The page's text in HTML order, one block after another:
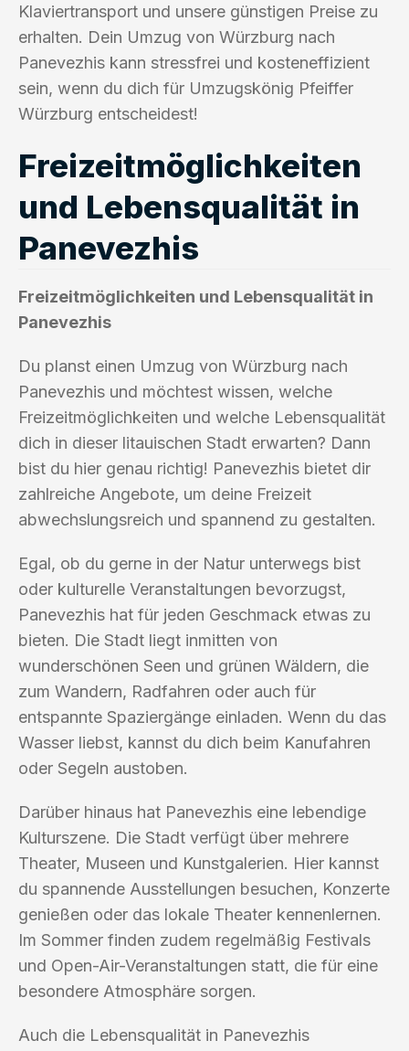
Klaviertransport und unsere günstigen Preise zu
erhalten. Dein Umzug von Würzburg nach
Panevezhis kann stressfrei und kosteneffizient
sein, wenn du dich für Umzugskönig Pfeiffer
Würzburg entscheidest!
Freizeitmöglichkeiten
und Lebensqualität in
Panevezhis
Freizeitmöglichkeiten und Lebensqualität in
Panevezhis
Du planst einen Umzug von Würzburg nach
Panevezhis und möchtest wissen, welche
Freizeitmöglichkeiten und welche Lebensqualität
dich in dieser litauischen Stadt erwarten? Dann
bist du hier genau richtig! Panevezhis bietet dir
zahlreiche Angebote, um deine Freizeit
abwechslungsreich und spannend zu gestalten.
Egal, ob du gerne in der Natur unterwegs bist
oder kulturelle Veranstaltungen bevorzugst,
Panevezhis hat für jeden Geschmack etwas zu
bieten. Die Stadt liegt inmitten von
wunderschönen Seen und grünen Wäldern, die
zum Wandern, Radfahren oder auch für
entspannte Spaziergänge einladen. Wenn du das
Wasser liebst, kannst du dich beim Kanufahren
oder Segeln austoben.
Darüber hinaus hat Panevezhis eine lebendige
Kulturszene. Die Stadt verfügt über mehrere
Theater, Museen und Kunstgalerien. Hier kannst
du spannende Ausstellungen besuchen, Konzerte
genießen oder das lokale Theater kennenlernen.
Im Sommer finden zudem regelmäßig Festivals
und Open-Air-Veranstaltungen statt, die für eine
besondere Atmosphäre sorgen.
Auch die Lebensqualität in Panevezhis